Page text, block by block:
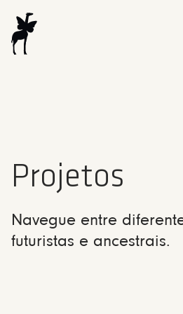
Projetos
Navegue entre
futuristas e ancestrais.